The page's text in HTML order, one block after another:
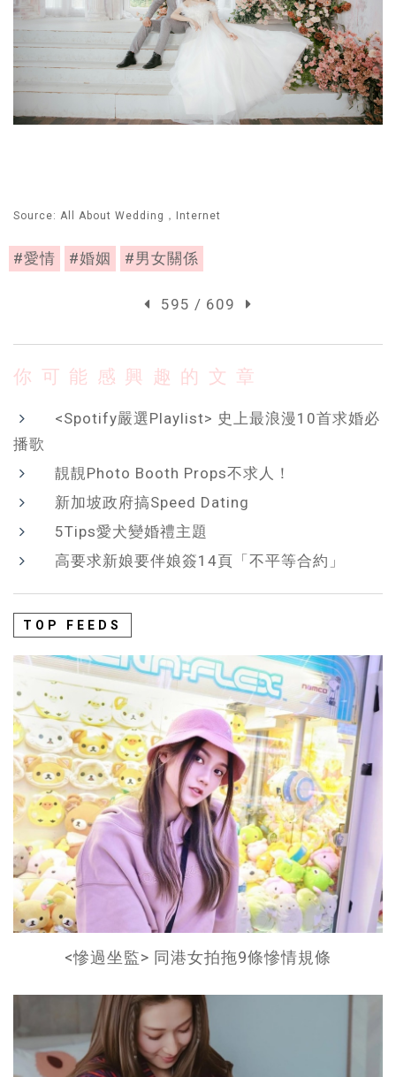
Source: All About Wedding，Internet
#愛情 #婚姻 #男女關係
595 / 609
你可能感興趣的文章
<Spotify嚴選Playlist> 史上最浪漫10首求婚必
播歌
靚靚Photo Booth Props不求人！
新加坡政府搞Speed Dating
5Tips愛犬變婚禮主題
高要求新娘要伴娘簽14頁「不平等合約」
TOP FEEDS
<慘過坐監> 同港女拍拖9條慘情規條